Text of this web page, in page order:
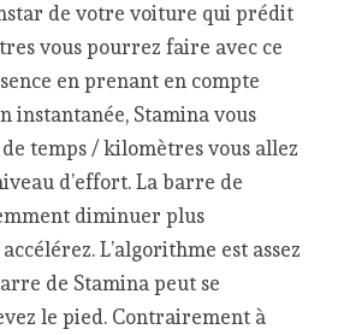
de votre voiture qui prédit
vous pourrez faire avec ce
en prenant en compte
instantanée, Stamina vous
temps / kilomètres vous allez
d’effort. La barre de
diminuer plus
L’algorithme est assez
de Stamina peut se
le pied. Contrairement à